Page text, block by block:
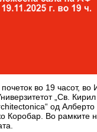
во 19 часот, во
„Св.
од
Коробар. Во рамките